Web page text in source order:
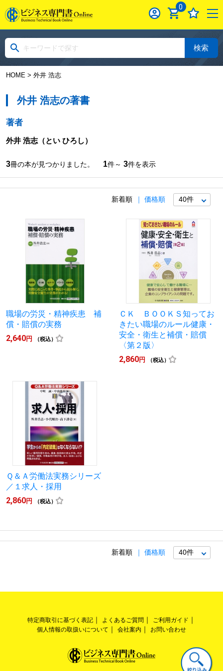
0
検索
HOME> 外井 浩志
外井 浩志の著書
著者
外井 浩志（とい ひろし）
3冊の本が見つかりました。 1件～ 3件を表示
新着順 価格順
職場の労災・精神疾患 補
償・賠償の実務
2,640円 （税込）
ＣＫ ＢＯＯＫＳ知ってお
きたい職場のルール健康・
安全・衛生と補償・賠償
〈第２版〉
2,860円 （税込）
Ｑ＆Ａ労働法実務シリーズ
／１求人・採用
2,860円 （税込）
新着順 価格順
特定商取引に基づく表記 よくあるご質問
ご利用ガイド
個人情報の取扱いについて
会社案内 お問い合わせ